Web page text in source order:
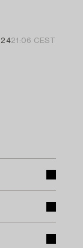
21:06 CEST